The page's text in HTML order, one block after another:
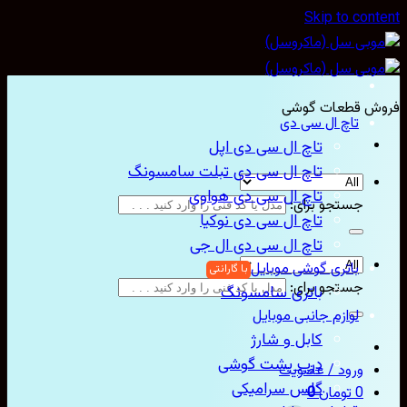
Skip to
قطعات گوشی
جستجو برای:
جستجو برای:
ورود / عضویت
تومان0
تاچ ال سی دی
تاچ ال سی دی اپل
تاچ ال سی دی تبلت سامسونگ
تاچ ال سی دی هواوی
تاچ ال سی دی نوکیا
تاچ ال سی دی ال جی
باتری گوشی موبایل
باتری سامسونگ
لوازم جانبی موبایل
کابل و شارژ
درب پشت گوشی
گلس سرامیکی